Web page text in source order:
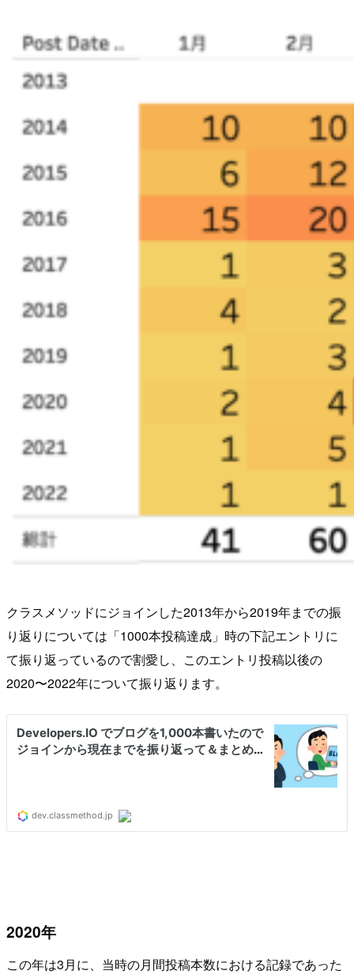
クラスメソッドにジョインした2013年から2019年までの振
り返りについては「1000本投稿達成」時の下記エントリに
て振り返っているので割愛し、このエントリ投稿以後の
2020〜2022年について振り返ります。
2020年
この年は3月に、当時の月間投稿本数における記録であった